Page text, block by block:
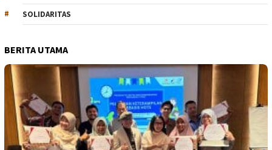
SOLIDARITAS
BERITA UTAMA